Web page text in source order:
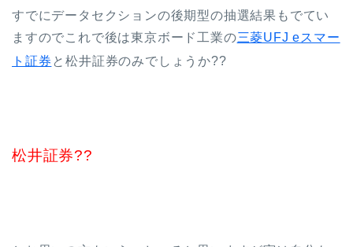
すでにデータセクションの後期型の抽選結果もでてい
ますのでこれで後は東京ボード工業の三菱UFJ eスマー
ト証券 と松井証券のみでしょうか??
松井証券??